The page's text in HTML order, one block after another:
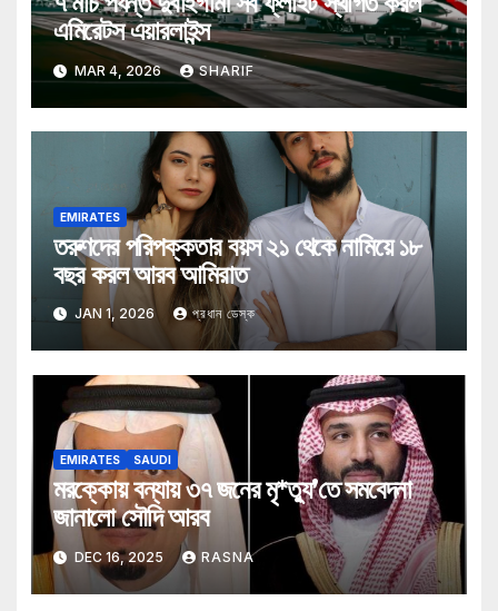
এমিরেটস এয়ারলাইন্স
MAR 4, 2026 SHARIF
EMIRATES
তরুণদের পরিপক্কতার বয়স ২১ থেকে নামিয়ে ১৮
বছর করল আরব আমিরাত
JAN 1, 2026 প্রধান ডেস্ক
EMIRATES SAUDI
মরক্কোয় বন্যায় ৩৭ জনের মৃ*ত্যু’তে সমবেদনা
জানালো সৌদি আরব
DEC 16, 2025 RASNA